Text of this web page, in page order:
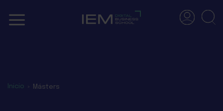
Inicio Másters